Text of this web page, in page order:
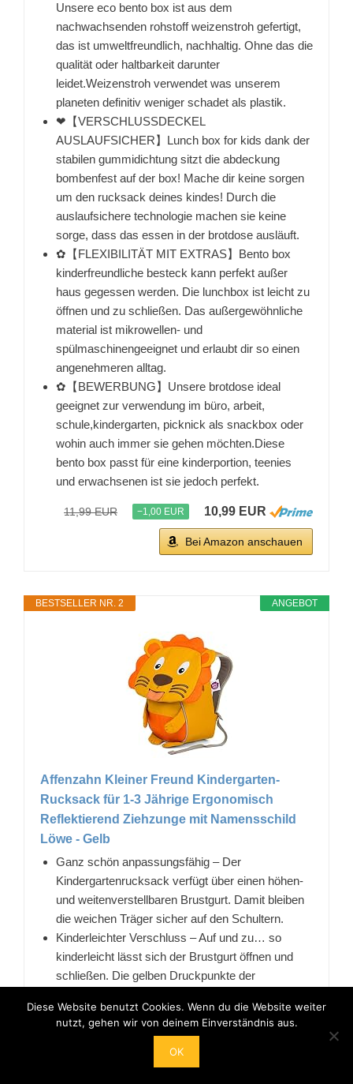
Unsere eco bento box ist aus dem
nachwachsenden rohstoff weizenstroh gefertigt,
das ist umweltfreundlich, nachhaltig. Ohne das die
qualität oder haltbarkeit darunter
leidet.Weizenstroh verwendet was unserem
planeten definitiv weniger schadet als plastik.
❤【VERSCHLUSSDECKEL
AUSLAUFSICHER】Lunch box for kids dank der
stabilen gummidichtung sitzt die abdeckung
bombenfest auf der box! Mache dir keine sorgen
um den rucksack deines kindes! Durch die
auslaufsichere technologie machen sie keine
sorge, dass das essen in der brotdose ausläuft.
✿【FLEXIBILITÄT MIT EXTRAS】Bento box
kinderfreundliche besteck kann perfekt außer
haus gegessen werden. Die lunchbox ist leicht zu
öffnen und zu schließen. Das außergewöhnliche
material ist mikrowellen- und
spülmaschinengeeignet und erlaubt dir so einen
angenehmeren alltag.
✿【BEWERBUNG】Unsere brotdose ideal
geeignet zur verwendung im büro, arbeit,
schule,kindergarten, picknick als snackbox oder
wohin auch immer sie gehen möchten.Diese
bento box passt für eine kinderportion, teenies
und erwachsenen ist sie jedoch perfekt.
11,99 EUR −1,00 EUR 10,99 EUR
Bei Amazon anschauen
ANGEBOT
BESTSELLER NR. 2
Affenzahn Kleiner Freund Kindergarten-
Rucksack für 1-3 Jährige Ergonomisch
Reflektierend Ziehzunge mit Namensschild
Löwe - Gelb
Ganz schön anpassungsfähig – Der
Kindergartenrucksack verfügt über einen höhen-
und weitenverstellbaren Brustgurt. Damit bleiben
die weichen Träger sicher auf den Schultern.
Kinderleichter Verschluss – Auf und zu… so
kinderleicht lässt sich der Brustgurt öffnen und
schließen. Die gelben Druckpunkte der
Hilfestellung.
Funktionell – Wenn der Affenzahn seine freche
Ziehzunge herausstreckt, kommt ein
Namensschild zum Vorschein, das auf Wunsch
Diese Website benutzt Cookies. Wenn du die Website weiter
nutzt, gehen wir von deinem Einverständnis aus.
OK